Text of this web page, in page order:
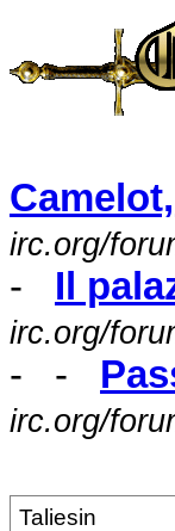
irc.org/
- Il
irc.org/
- -
irc.org/
Taliesin